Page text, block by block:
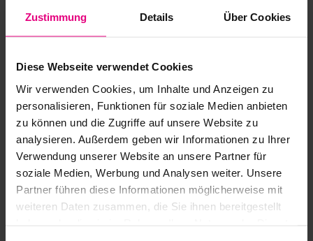
Zustimmung Details Über Cookies
Diese Webseite verwendet Cookies
Wir verwenden Cookies, um Inhalte und Anzeigen zu
personalisieren, Funktionen für soziale Medien anbieten
zu können und die Zugriffe auf unsere Website zu
analysieren. Außerdem geben wir Informationen zu Ihrer
Verwendung unserer Website an unsere Partner für
soziale Medien, Werbung und Analysen weiter. Unsere
Partner führen diese Informationen möglicherweise mit
weiteren Daten zusammen, die Sie ihnen bereitgestellt
Soluciones a medida
para reductores
¿Necesita su aplicación una solución específica para
su accionamiento con reductor? En Harmonic Drive
SE desarrollamos la solución individual de cada
cliente de acuerdo a sus especificaciones.
Más información